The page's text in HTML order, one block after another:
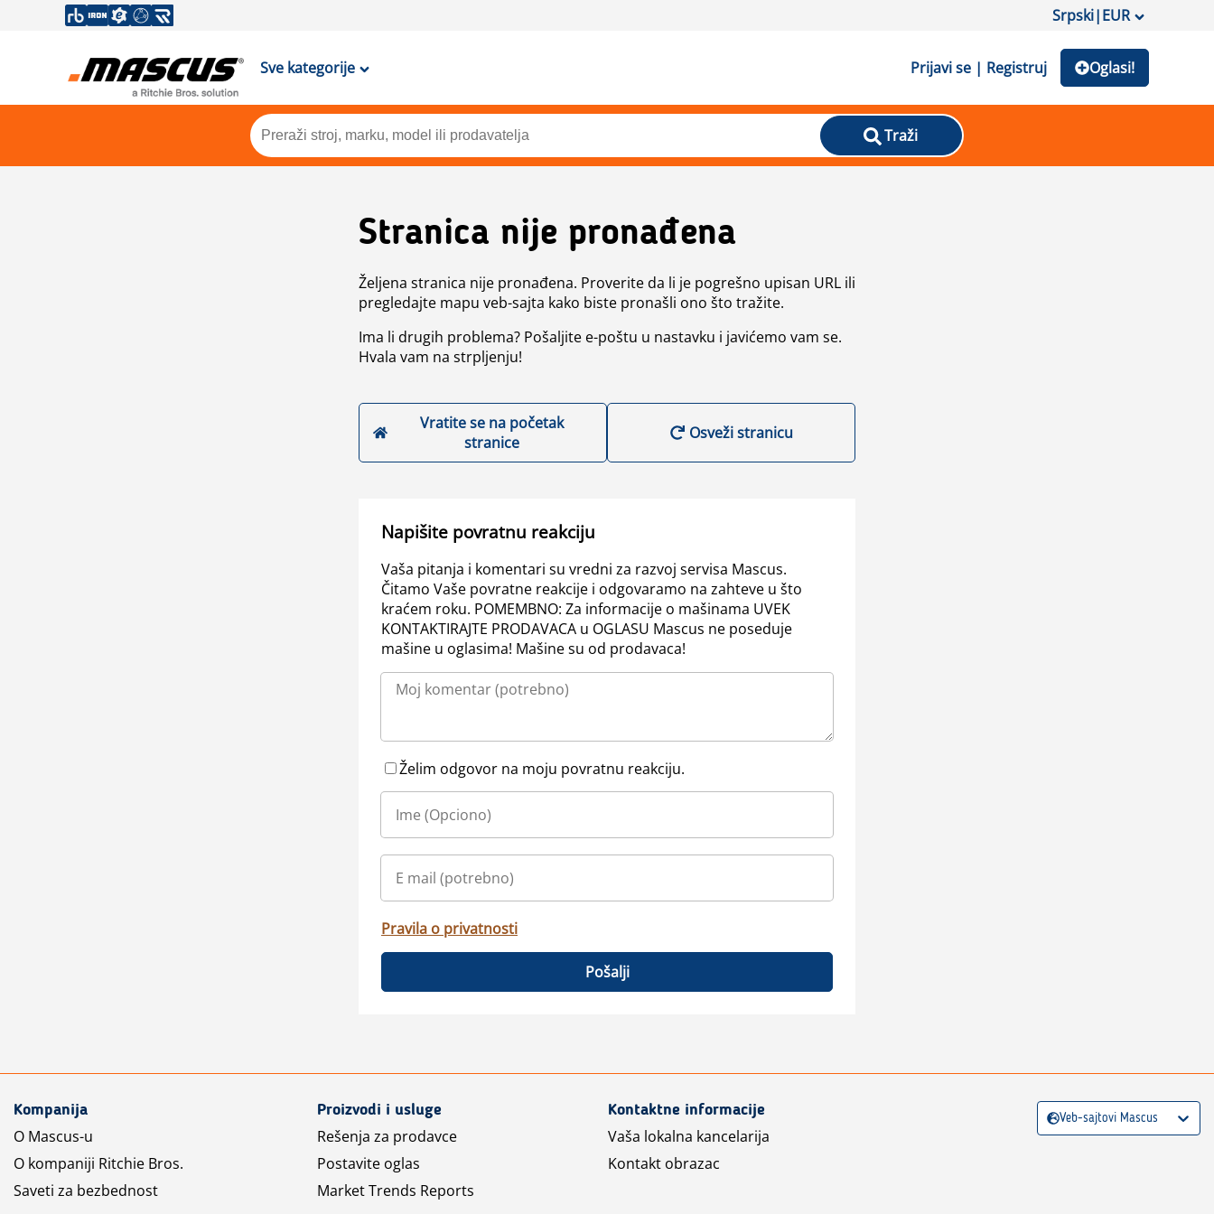
Srpski|EUR
Sve kategorije Prijavi se | Registruj Oglasi!
Traži
Stranica nije pronađena
Željena stranica nije pronađena. Proverite da li je pogrešno upisan URL ili
pregledajte mapu veb-sajta kako biste pronašli ono što tražite.
Ima li drugih problema? Pošaljite e-poštu u nastavku i javićemo vam se.
Hvala vam na strpljenju!
Vratite se na početak
stranice
Osveži stranicu
Napišite povratnu reakciju
Vaša pitanja i komentari su vredni za razvoj servisa Mascus.
Čitamo Vaše povratne reakcije i odgovaramo na zahteve u što
kraćem roku. POMEMBNO: Za informacije o mašinama UVEK
KONTAKTIRAJTE PRODAVACA u OGLASU Mascus ne poseduje
mašine u oglasima! Mašine su od prodavaca!
Želim odgovor na moju povratnu reakciju.
Pravila o privatnosti
Pošalji
Kompanija
O Mascus-u
O kompaniji Ritchie Bros.
Saveti za bezbednost
Proizvodi i usluge
Rešenja za prodavce
Postavite oglas
Market Trends Reports
Kontaktne informacije
Vaša lokalna kancelarija
Kontakt obrazac
Veb-sajtovi Mascus